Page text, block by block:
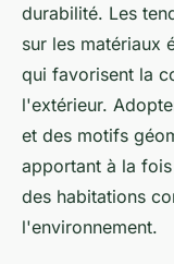
durabilité. Les
sur les matériaux
qui favorisent la
l'extérieur.
et des motifs
apportant à la
des habitations
l'environnement.